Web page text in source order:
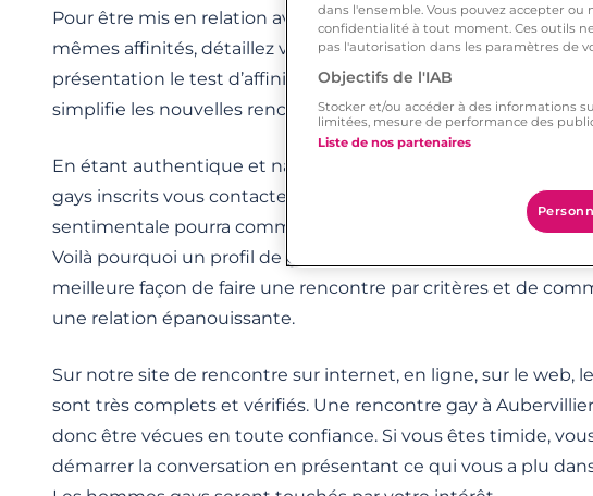
Pour être mis en relation avec des hommes célibataires qui
mêmes affinités, détaillez votre profil au maximum. À partir
présentation le test d’affinités de votre application de
simplifie les nouvelles rencontres qui correspondent à vos
En étant authentique et naturel et en ajoutant une photo de
gays inscrits vous contacteront pour faire connaissance. Une
sentimentale pourra commencer si vous partez sur de bonnes
Voilà pourquoi un profil de gay complet représente,constitue la
meilleure façon de faire une rencontre par critères et de
une relation épanouissante.
Sur notre site de rencontre sur internet, en ligne, sur le web,
sont très complets et vérifiés. Une rencontre gay à
donc être vécues en toute confiance. Si vous êtes timide,
démarrer la conversation en présentant ce qui vous a plu
dans l'ensemble. Vous pouvez accepter
confidentialité à tout moment. Ces outils
pas l'autorisation dans les paramètres de
Objectifs de l'IAB
Stocker et/ou accéder à des informations
limitées, mesure de performance des
Liste de nos partenaires